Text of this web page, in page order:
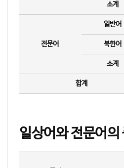
소계
전문어
일반어
북한어
소계
합계
일상어와 전문어의